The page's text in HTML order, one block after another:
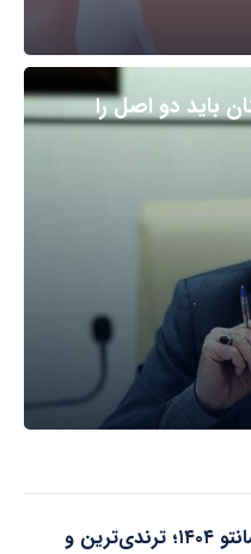
باید دو اصل را
۱۵ مدل مانتو ۱۴۰۴؛ ترندی‌ترین و